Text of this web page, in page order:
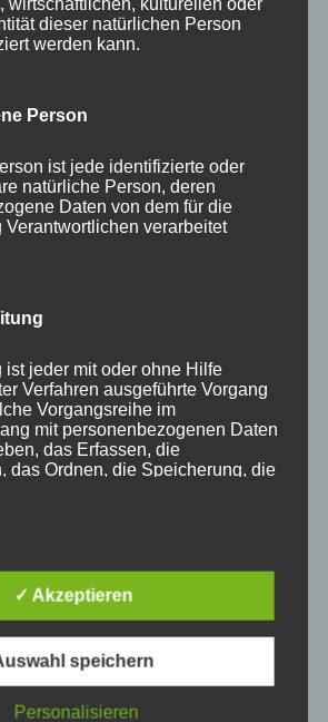
Juni 2026 Kategorien
Naturfoto-Blog
Löwenlodge,nature,
,naturephotographie,
,Zoo,Zoo Schwerin,
Schwerin:
dieser natürlichen Person
werden kann.
Person
ist jede identifizierte oder
natürliche Person, deren
Daten von dem für die
Verantwortlichen verarbeitet
ist jeder mit oder ohne Hilfe
Verfahren ausgeführte Vorgang
Vorgangsreihe im
mit personenbezogenen Daten
das Erfassen, die
das Ordnen, die Speicherung, die
die Verwendung, die Offenlegung
Verbreitung oder eine
die Einschränkung, das
die Vernichtung.
der Verarbeitung
der Verarbeitung ist die
✓ Akzeptieren
speichern
Personalisieren